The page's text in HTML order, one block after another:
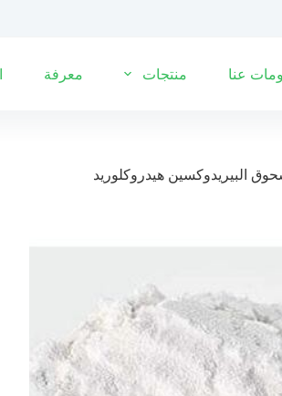
عنا منتجات معرفة
البيريدوكسين هيدروكلوريد